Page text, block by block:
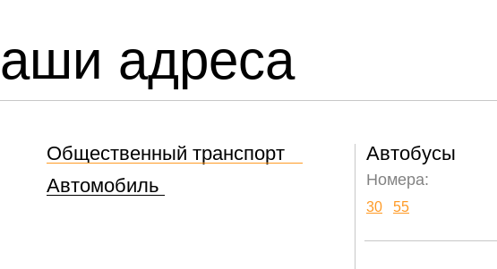
адреса
Автобусы
Номера:
30 55
Общественный транспорт
Автомобиль